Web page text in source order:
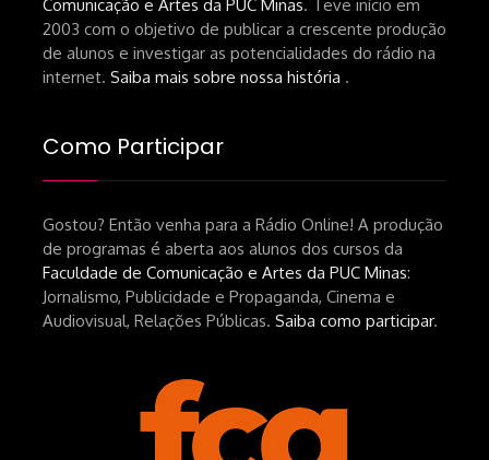
Comunicação e Artes da PUC Minas. Teve início em
2003 com o objetivo de publicar a crescente produção
de alunos e investigar as potencialidades do rádio na
internet. Saiba mais sobre nossa história .
Como Participar
Gostou? Então venha para a Rádio Online! A produção
de programas é aberta aos alunos dos cursos da
Faculdade de Comunicação e Artes da PUC Minas:
Jornalismo, Publicidade e Propaganda, Cinema e
Audiovisual, Relações Públicas. Saiba como participar.